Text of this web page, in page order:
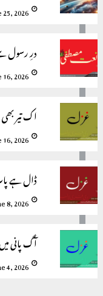
2026
درِ رسول
2026
اک تیر
2026
ڈال ہے
8, 2026
آگ پانی
4, 2026